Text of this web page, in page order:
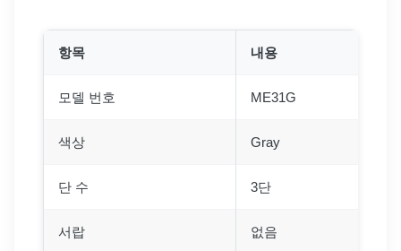
항목 내용
모델 번호 ME31G
색상 Gray
단 수 3단
서랍 없음